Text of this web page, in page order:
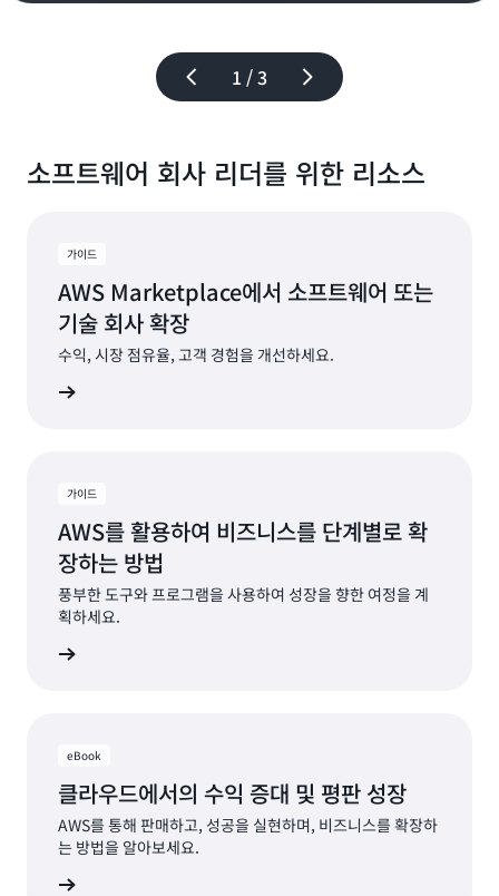
1 / 3
소프트웨어 회사 리더를 위한 리소스
가이드
AWS Marketplace에서 소프트웨어 또는
기술 회사 확장
수익, 시장 점유율, 고객 경험을 개선하세요.
가이드
AWS를 활용하여 비즈니스를 단계별로 확
장하는 방법
풍부한 도구와 프로그램을 사용하여 성장을 향한 여정을 계
획하세요.
eBook
클라우드에서의 수익 증대 및 평판 성장
AWS를 통해 판매하고, 성공을 실현하며, 비즈니스를 확장하
는 방법을 알아보세요.